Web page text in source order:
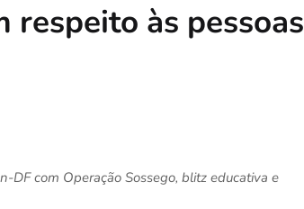
respeito às pessoas
DF com Operação Sossego, blitz educativa e